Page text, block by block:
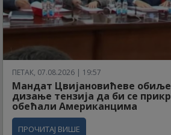
ПЕТАК, 07.08.2026 | 19:57
Мандат Цвијановићеве
дизање тензија да би се
обећали Американцима
ПРОЧИТАЈ ВИШЕ